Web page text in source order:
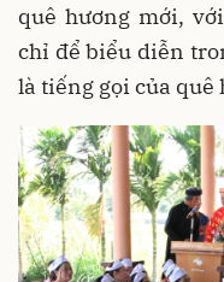
quê hương mới,
chỉ để biểu diễn
là tiếng gọi của quê